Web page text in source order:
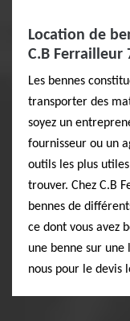
Location de
C.B Ferrailleur
Les bennes
transporter des
soyez un
fournisseur ou un
outils les plus
trouver. Chez C.B
bennes de
ce dont vous avez
une benne sur
nous pour le devis